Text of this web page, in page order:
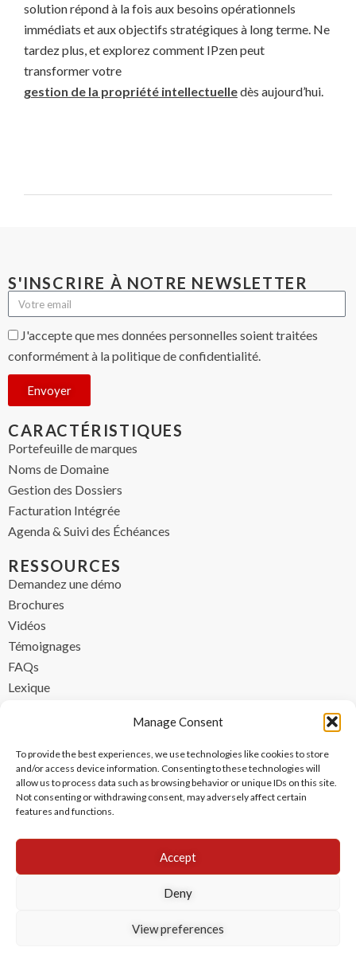
Manage Consent
To provide the best experiences, we use technologies like cookies to store
and/or access device information. Consenting to these technologies will
allow us to process data such as browsing behavior or unique IDs on this site.
Not consenting or withdrawing consent, may adversely affect certain
features and functions.
Accept
Deny
View preferences
solution répond à la fois aux besoins opérationnels
immédiats et aux objectifs stratégiques à long terme. Ne
tardez plus, et explorez comment IPzen peut
transformer votre
gestion de la propriété intellectuelledès aujourd’hui.
CARACTÉRISTIQUES
Portefeuille de marques
Noms de Domaine
Gestion des Dossiers
Facturation Intégrée
Agenda & Suivi des Échéances
S'INSCRIRE À NOTRE NEWSLETTER
J'accepte que mes données personnelles soient traitées
conformément à la politique de confidentialité.
Envoyer
RESSOURCES
Demandez une démo
Brochures
Vidéos
Témoignages
FAQs
Lexique
FR +33 (0) 1 84 17 45 32
UK +44 (0) 203 445 0535